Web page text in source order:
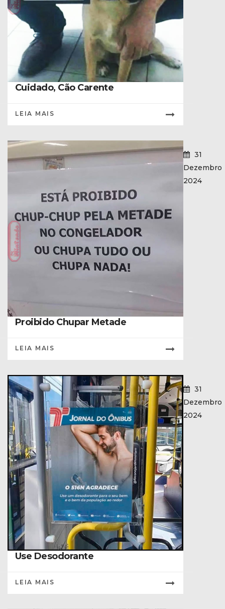
Cuidado, Cão Carente
LEIA MAIS
31
Dezembro
2024
Proibido Chupar Metade
LEIA MAIS
31
Dezembro
2024
Use Desodorante
LEIA MAIS